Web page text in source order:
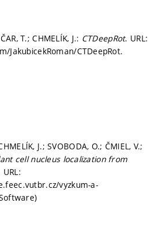
T.; CHMELÍK, J.: CTDeepRot. URL:
JakubicekRoman/CTDeepRot.
J.; SVOBODA, O.; ČMIEL, V.;
cell nucleus localization from
URL:
vyzkum-a-